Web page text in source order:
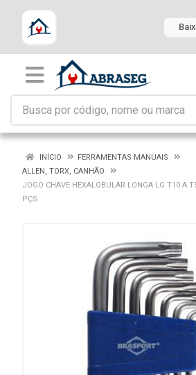
INÍCIO
FERRAMENTAS MANUAIS
ALLEN, TORX, CANHÃO
JOGO CHAVE HEXALOBULAR LONGA LG T10 A
PÇS